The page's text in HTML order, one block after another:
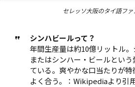
セレッソ大阪のタイ語フ
シンハビールって？
年間生産量は約10億リットル
またはシンハー・ビールとい
ている。爽やかな口当たりが
よく合う。：Wikipediaより引